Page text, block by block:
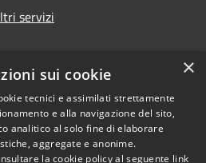
servizi
Copyright © 2026 • Comune di
×
sui cookie
tecnici e assimilati strettamente
e alla navigazione del sito,
analitico al solo fine di elaborare
aggregate e anonime.
la cookie policy al seguente link